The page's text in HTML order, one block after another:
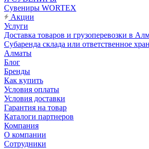
Сувениры WORTEX
Акции
Услуги
Доставка товаров и грузоперевозки в
Субаренда склада или ответственное
Алматы
Блог
Бренды
Как купить
Условия оплаты
Условия доставки
Гарантия на товар
Каталоги партнеров
Компания
О компании
Сотрудники